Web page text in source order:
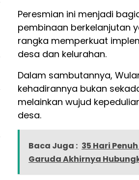
Peresmian ini menjadi
pembinaan berkelanjutan
rangka memperkuat
desa dan kelurahan.
Dalam sambutannya,
kehadirannya bukan
melainkan wujud
desa.
Baca Juga : 35 Hari
Garuda Akhirnya